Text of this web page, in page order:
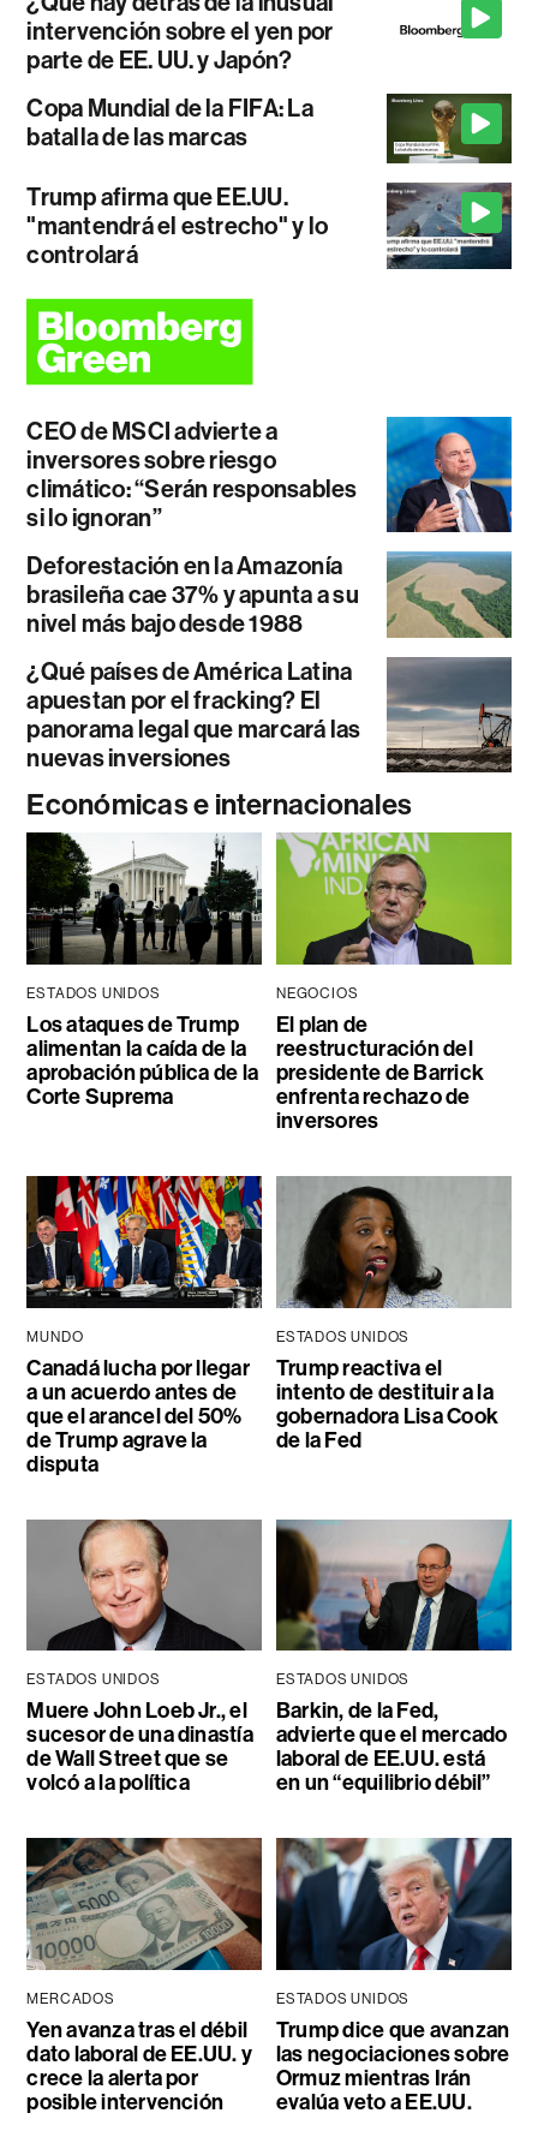
intervención sobre el yen por
parte de EE. UU. y Japón?
Copa Mundial de la FIFA: La
batalla de las marcas
Trump afirma que EE.UU.
"mantendrá el estrecho" y lo
controlará
CEO de MSCI advierte a
inversores sobre riesgo
climático: “Serán responsables
si lo ignoran”
Deforestación en la Amazonía
brasileña cae 37% y apunta a su
nivel más bajo desde 1988
¿Qué países de América Latina
apuestan por el fracking? El
panorama legal que marcará las
nuevas inversiones
Económicas e internacionales
ESTADOS UNIDOS
Los ataques de Trump
alimentan la caída de la
aprobación pública de la
Corte Suprema
NEGOCIOS
El plan de
reestructuración del
presidente de Barrick
enfrenta rechazo de
inversores
MUNDO
Canadá lucha por llegar
a un acuerdo antes de
que el arancel del 50%
de Trump agrave la
disputa
ESTADOS UNIDOS
Trump reactiva el
intento de destituir a la
gobernadora Lisa Cook
de la Fed
ESTADOS UNIDOS
Muere John Loeb Jr., el
sucesor de una dinastía
de Wall Street que se
volcó a la política
ESTADOS UNIDOS
Barkin, de la Fed,
advierte que el mercado
laboral de EE.UU. está
en un “equilibrio débil”
MERCADOS
Yen avanza tras el débil
dato laboral de EE.UU. y
crece la alerta por
posible intervención
ESTADOS UNIDOS
Trump dice que avanzan
las negociaciones sobre
Ormuz mientras Irán
evalúa veto a EE.UU.